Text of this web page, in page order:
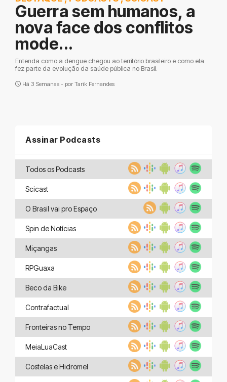
Guerra sem humanos, a
nova face dos conflitos
mode...
Entenda como a dengue chegou ao território brasileiro e como ela
fez parte da evolução da saúde pública no Brasil.
Há 3 Semanas - por Tarik Fernandes
Assinar Podcasts
Todos os Podcasts
Scicast
O Brasil vai pro Espaço
Spin de Notícias
Miçangas
RPGuaxa
Beco da Bike
Contrafactual
Fronteiras no Tempo
MeiaLuaCast
Costelas e Hidromel